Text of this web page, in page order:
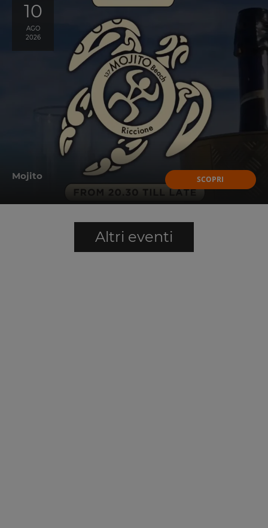
10
AGO
2026
Mojito SCOPRI
Altri eventi